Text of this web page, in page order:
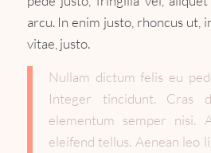
arcu. In enim justo, rhoncus ut,
vitae, justo.
Nullam dictum felis eu
Integer tincidunt. Cras
elementum semper nisi.
eleifend tellus. Aenean leo